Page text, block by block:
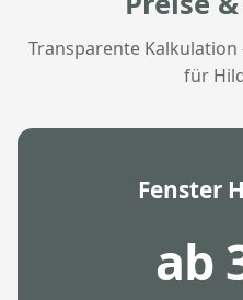
Transparente
für
Fenster
ab